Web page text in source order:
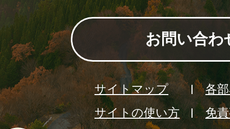
お問い合わ
サイトマップ
各
サイトの使い方
免